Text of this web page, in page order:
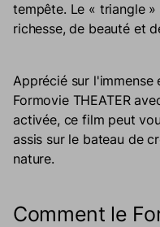
tempête. Le « triangle
richesse, de beauté et
Apprécié sur l'immense
Formovie THEATER
activée, ce film peut
assis sur le bateau de
nature.
Comment le